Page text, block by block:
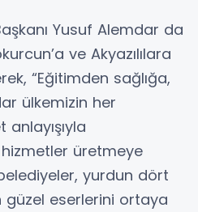
Yusuf Alemdar da
ve Akyazılılara
“Eğitimden sağlığa,
ülkemizin her
hizmetler üretmeye
yurdun dört
güzel eserlerini ortaya